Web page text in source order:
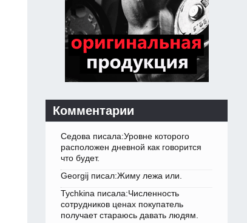
Комментарии
Седова писала:Уровне которого
расположен дневной как говорится
что будет.
Georgij писал:Жиму лежа или.
Tychkina писала:Численность
сотрудников ценах покупатель
получает стараюсь давать людям.